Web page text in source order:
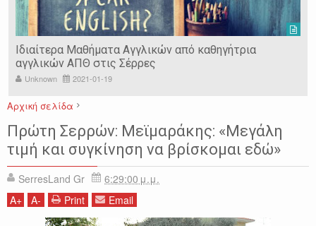
Ιδιαίτερα Μαθήματα Αγγλικών από καθηγήτρια
αγγλικών ΑΠΘ στις Σέρρες
Unknown 2021-01-19
Αρχική σελίδα
ΝΕΑ ΔΗΜΟΚΡΑΤΙΑ
ΠΟΛΙΤΙΚΗ ΠΡΩΤΗ ΣΕΡΡΩΝ ΣΕΡΡΕΣ
Πρώτη Σερρών: Μεϊμαράκης: «Μεγάλη
τιμή και συγκίνηση να βρίσκομαι εδώ»
SerresLand Gr
6:29:00 μ.μ.
A+ A- Print Email
Panserraikos FC
Ikaroi B.C.